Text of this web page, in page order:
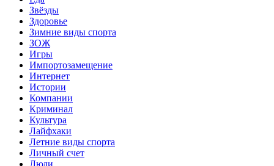
Звёзды
Здоровье
Зимние виды спорта
ЗОЖ
Игры
Импортозамещение
Интернет
Истории
Компании
Криминал
Культура
Лайфхаки
Летние виды спорта
Личный счет
Люди